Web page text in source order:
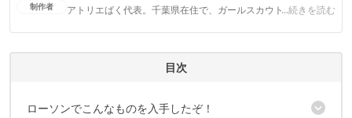
制作者
アトリエばく代表。千葉県在住で、ガールスカウトの野営訓練
...続きを読む
関美奈子のプロフィール
目次
ローソンでこんなものを入手したぞ！